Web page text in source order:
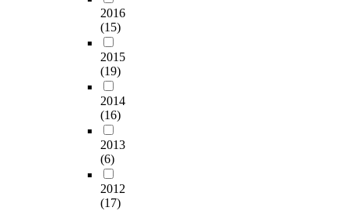
2016
(15)
2015
(19)
2014
(16)
2013
(6)
2012
(17)